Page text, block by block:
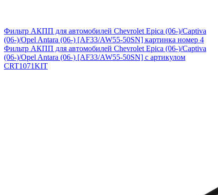
Фильтр АКПП для автомобилей Chevrolet Epica (06-)/Captiva
(06-)/Opel Antara (06-) [AF33/AW55-50SN] картинка номер 4
Фильтр АКПП для автомобилей Chevrolet Epica (06-)/Captiva
(06-)/Opel Antara (06-) [AF33/AW55-50SN] с артикулом
CRT1071KIT